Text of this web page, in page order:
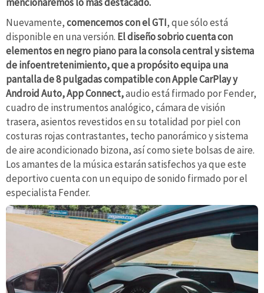
Nuevamente,comencemos con el GTI, que sólo está
disponible en una versión. El diseño sobrio cuenta con
elementos en negro piano para la consola central y sistema
de infoentretenimiento, que a propósito equipa una
pantalla de 8 pulgadas compatible con Apple CarPlay y
Android Auto, App Connect,audio está firmado por Fender,
cuadro de instrumentos analógico, cámara de visión
trasera, asientos revestidos en su totalidad por piel con
costuras rojas contrastantes, techo panorámico y sistema
de aire acondicionado bizona, así como siete bolsas de aire.
Los amantes de la música estarán satisfechos ya que este
deportivo cuenta con un equipo de sonido firmado por el
especialista Fender.